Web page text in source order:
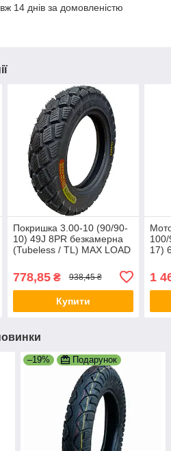
14 днів за домовленістю
Покришка 3.00-10 (90/90-
10) 49J 8PR безкамерна
(Tubeless / TL) MAX LOAD
778,85₴ 938,45 ₴
Купити
17)
1
–19% Подарунок